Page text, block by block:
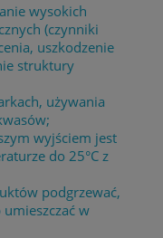
wysokich
(czynniki
uszkodzenie
struktury
używania
wyjściem jest
do 25°C z
podgrzewać,
w